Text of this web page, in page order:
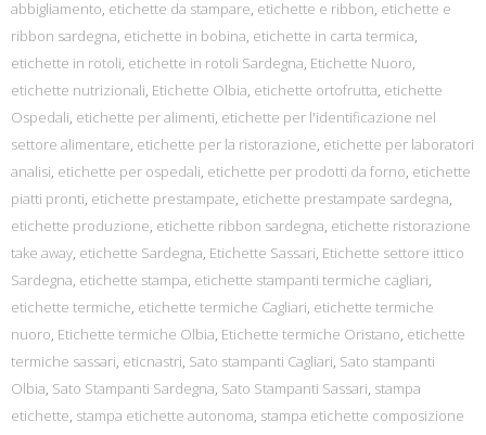
abbigliamento, etichette da stampare, etichette e ribbon, etichette e
ribbon sardegna, etichette in bobina, etichette in carta termica,
etichette in rotoli, etichette in rotoli Sardegna, Etichette Nuoro,
etichette nutrizionali, Etichette Olbia, etichette ortofrutta, etichette
Ospedali, etichette per alimenti, etichette per l'identificazione nel
settore alimentare, etichette per la ristorazione, etichette per laboratori
analisi, etichette per ospedali, etichette per prodotti da forno, etichette
piatti pronti, etichette prestampate, etichette prestampate sardegna,
etichette produzione, etichette ribbon sardegna, etichette ristorazione
take away, etichette Sardegna, Etichette Sassari, Etichette settore ittico
Sardegna, etichette stampa, etichette stampanti termiche cagliari,
etichette termiche, etichette termiche Cagliari, etichette termiche
nuoro, Etichette termiche Olbia, Etichette termiche Oristano, etichette
termiche sassari, eticnastri, Sato stampanti Cagliari, Sato stampanti
Olbia, Sato Stampanti Sardegna, Sato Stampanti Sassari, stampa
etichette, stampa etichette autonoma, stampa etichette composizione